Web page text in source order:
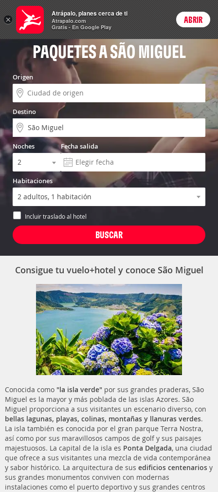
Vuelo+Hotel Login
PAQUETES A SÃO MIGUEL
Origen
Destino
Noches Fecha salida
Habitaciones
Incluir traslado al hotel
Consigue tu vuelo+hotel y conoce São Miguel
Conocida como "la isla verde" por sus grandes praderas, São
Miguel es la mayor y más poblada de las islas Azores. São
Miguel proporciona a sus visitantes un escenario diverso, con
bellas lagunas, playas, colinas, montañas y llanuras verdes.
La isla también es conocida por el gran parque Terra Nostra,
así como por sus maravillosos campos de golf y sus paisajes
majestuosos. La capital de la isla es Ponta Delgada, una ciudad
que ofrece a sus visitantes una mezcla de vida contemporánea
y sabor histórico. La arquitectura de sus edificios centenarios y
sus grandes monumentos conviven con modernas
instalaciones como el puerto deportivo y sus grandes centros
×
Atrápalo, planes cerca de ti
Atrapalo.com
Gratis - En Google Play
ABRIR